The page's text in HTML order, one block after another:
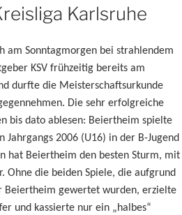
Karlsruhe
am Sonntagmorgen bei strahlendem
KSV frühzeitig bereits am
durfte die Meisterschaftsurkunde
Die sehr erfolgreiche
bis dato ablesen: Beiertheim spielte
2006 (U16) in der B-Jugend
hat Beiertheim den besten Sturm, mit
Ohne die beiden Spiele, die aufgrund
Beiertheim gewertet wurden, erzielte
und kassierte nur ein „halbes“